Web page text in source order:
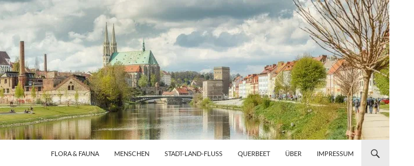
FLORA & FAUNA MENSCHEN STADT-LAND-FLUSS QUERBEET ÜBER IMPRESSUM